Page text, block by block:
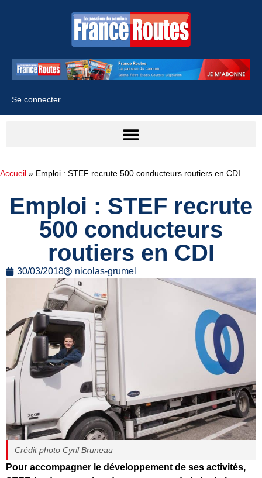
Se connecter
Accueil » Emploi : STEF recrute 500 conducteurs routiers en CDI
Emploi : STEF recrute
500 conducteurs
routiers en CDI
30/03/2018 nicolas-grumel
Crédit photo Cyril Bruneau
Pour accompagner le développement de ses activités,